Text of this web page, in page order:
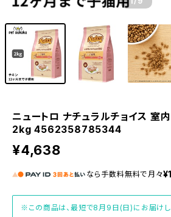
ニュートロ ナチュラルチョイス 室
2kg 4562358785344
¥4,638
なら 手数料無料で 月々
※この商品は、最短で8月9日(日)にお届けし